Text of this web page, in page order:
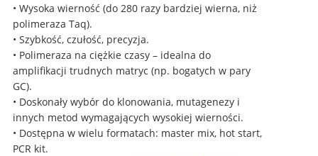
• Wysoka wierność (do 280 razy bardziej wierna, niż
polimeraza Taq).
• Szybkość, czułość, precyzja.
• Polimeraza na ciężkie czasy – idealna do
amplifikacji trudnych matryc (np. bogatych w pary
GC).
• Doskonały wybór do klonowania, mutagenezy i
innych metod wymagających wysokiej wierności.
• Dostępna w wielu formatach: master mix, hot start,
PCR kit.